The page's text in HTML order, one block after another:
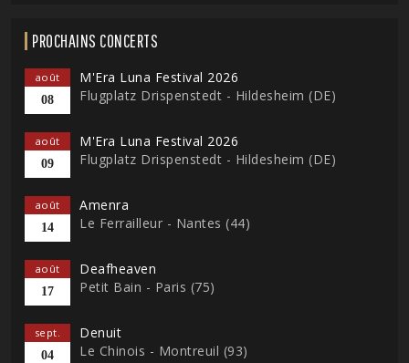
PROCHAINS CONCERTS
août
08
M'Era Luna Festival 2026
Flugplatz Drispenstedt - Hildesheim (DE)
août
09
M'Era Luna Festival 2026
Flugplatz Drispenstedt - Hildesheim (DE)
août
14
Amenra
Le Ferrailleur - Nantes (44)
août
17
Deafheaven
Petit Bain - Paris (75)
sept.
04
Denuit
Le Chinois - Montreuil (93)